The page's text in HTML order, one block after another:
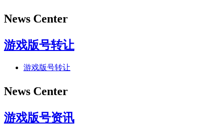
News Center
游戏版号转让
游戏版号转让
News Center
游戏版号资讯